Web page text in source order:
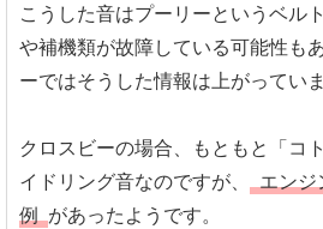
こうした音はプーリーというベル
や補機類が故障している可能性も
ーではそうした情報は上がっていま
クロスビーの場合、もともと「コ
イドリング音なのですが、
エンジ
例 があったようです。